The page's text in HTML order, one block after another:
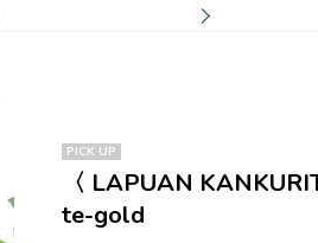
PICK UP
〈 LAPUAN
te-gold